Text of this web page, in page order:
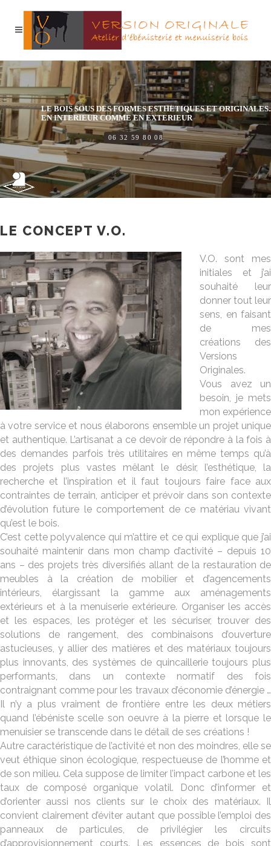
LE BOIS SOUS DES FORMES ESTHETIQUES ET
EN INTERIEUR COMME EN EXTERIEUR
06 32 59 80 08
LE CONCEPT V.O.
V.O. sont mes
initiales et j’ai
souhaité leur
donner tout leur
sens, en faisant
de mes
créations des
Versions
Originales.
Vous avez un
besoin, je mets
mon expérience
à votre service et nous élaborons ensemble un projet unique
et authentique. L’artisanat a ce devoir de répondre à la fois à
des demandes parfois très utilitaires en même temps qu’à
des projets plus vastes mêlant le désir, l’esthétique, la
recherche et l’inspiration et il faut toujours faire face aux
contraintes de terrain, anticiper et prévoir dans son contexte
d’évolution future le comportement de ce matériau vivant
qu’est le bois.
C’est cette polyvalence qui m’attire et ce qui explique que j’ai
souhaité maintenir dans mon champ d’activité – depuis 10
ans – des projets très diversifiés allant de la restauration de
meubles à la création de mobilier et d’agencements
intérieurs, élargissant la gamme aux aménagements
extérieurs et à la menuiserie extérieure. Organiser les accès
et les espaces, les protéger et les sécuriser, trouver des
solutions de rangement, des combinaisons d’ouverture
astucieuses, y allier des matières et des matériaux toujours
plus innovants, des systèmes de quincaillerie toujours plus
performants, dans un contexte normatif des fois
contraignant comme pour les travaux d’économie d’énergie …
Il n’y a plus vraiment de frontière entre les deux métiers
quand l’ébéniste scelle son oeuvre à la pierre et lorsque le
menuisier se transcende dans le détail de ses créations !
Autre caractéristique de l’activité et non des moindres, elle se
veut éthique sinon écologique, respectueuse de l’homme et
de son milieu. Cela suppose de limiter l’impact carbone et les
taux de composé organique volatil. Donc d’informer et
d’orienter aussi nos clients sur le choix des matériaux. Il
convient clairement d’éviter autant que possible l’emploi des
panneaux de particules, de privilégier les circuits
d’approvisionnement courts. Les essences de bois sont